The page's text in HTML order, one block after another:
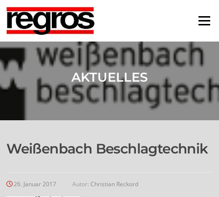
Zum
Inhalt
springen
Menü
AKTUELLES
Weißenbach Beschlagtechnik
26. Januar 2017 Autor: Christian Reckord